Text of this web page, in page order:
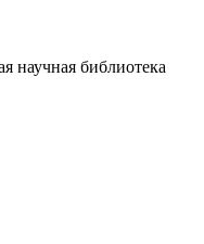
научная библиотека